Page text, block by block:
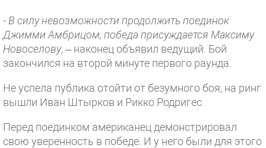
- В силу невозможности продолжить поединок
Джимми Амбрицом, победа присуждается Максиму
Новоселову, – наконец объявил ведущий. Бой
закончился на второй минуте первого раунда.
Не успела публика отойти от безумного боя, на ринг
вышли Иван Штырков и Рикко Родригес.
Перед поединком американец демонстрировал
свою уверенность в победе. И у него были для этого